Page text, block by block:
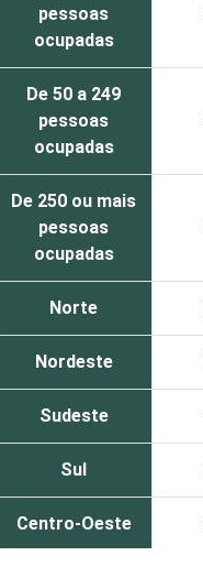
pessoas
ocupadas
De 50 a 249
pessoas
ocupadas
De 250 ou mais
pessoas
ocupadas
Norte
Nordeste
Sudeste
Sul
Centro-Oeste